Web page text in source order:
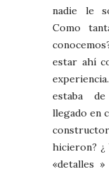
nadie le
Como
estar ahí
estaba
llegado en
hicieron? ¿
«detalles